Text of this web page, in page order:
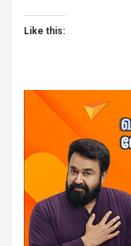
Like this: